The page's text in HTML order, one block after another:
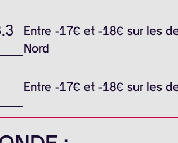
Entre -17€ et -18€ sur les
Nord
Entre -17€ et -18€ sur les